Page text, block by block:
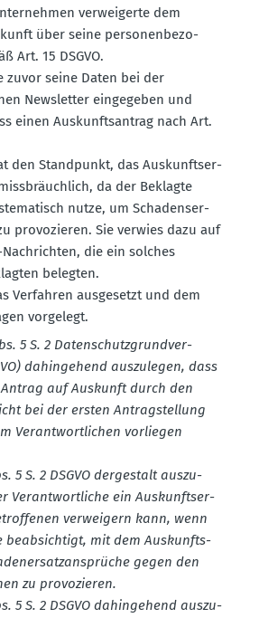
verwei­gerte dem
über seine perso­nen­be­zo­
Art. 15 DSGVO.
zuvor seine Daten bei der
Newsletter einge­geben und
einen Auskunfts­antrag nach Art.
den Stand­punkt, das Auskunfts­er­
da der Beklagte
nutze, um Schadens­er­
provo­zieren. Sie verwies dazu auf
die ein solches
belegten.
Verfahren ausge­setzt und dem
vorgelegt.
5 S. 2 Daten­schutz­grund­ver­
dahin­gehend auszu­legen, dass
Antrag auf Auskunft durch den
bei der ersten Antrag­stellung
Verant­wort­lichen vorliegen
5 S. 2 DSGVO derge­stalt auszu­
Verant­wort­liche ein Auskunfts­er­
verweigern kann, wenn
beabsichtigt, mit dem Auskunfts­
gegen den
zu provo­zieren.
5 S. 2 DSGVO dahin­gehend auszu­